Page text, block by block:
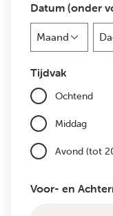
Datum (onder
Tijdvak
Ochtend
Middag
Avond (tot
Voor- en